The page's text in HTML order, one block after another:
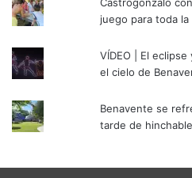
juego para toda la
VÍDEO | El
el cielo de
Benavente se
tarde de